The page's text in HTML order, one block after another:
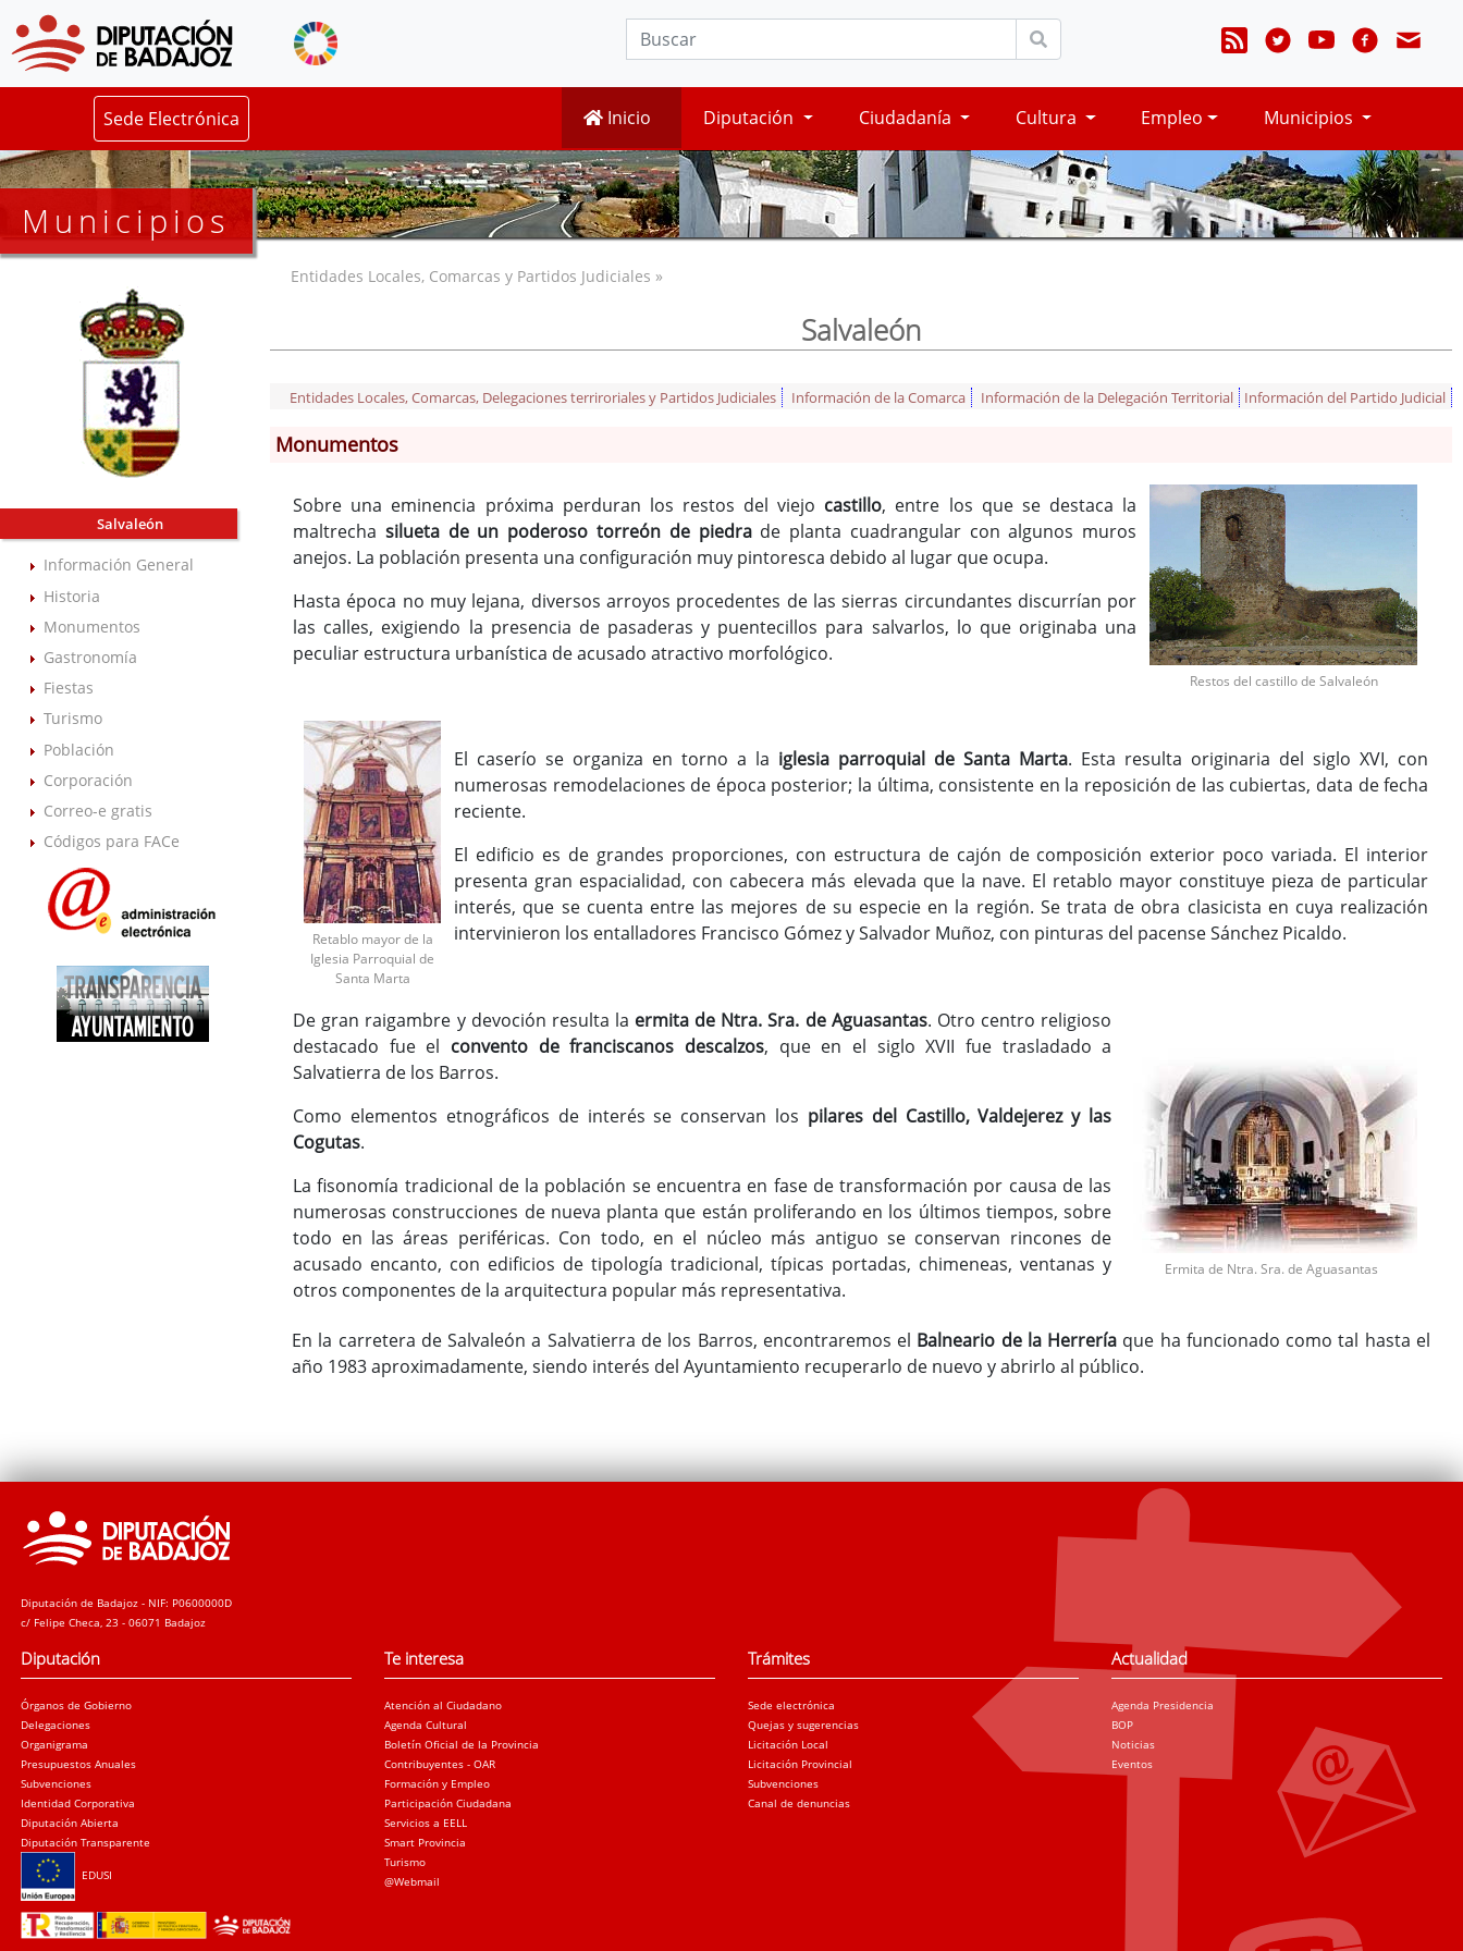
Sede Electrónica Inicio Diputación Ciudadanía Cultura Empleo Municipios
Municipios
Salvaleón
Información General
Historia
Monumentos
Gastronomía
Fiestas
Turismo
Población
Corporación
Correo-e gratis
Códigos para FACe
Entidades Locales, Comarcas y Partidos Judiciales »
Salvaleón
Entidades Locales, Comarcas, Delegaciones terriroriales y Partidos Judiciales Información de la Comarca Información de la Delegación Territorial Información del Partido Judicial
Monumentos
Sobre una eminencia próxima perduran los restos del viejo castillo, entre los que se destaca la
maltrecha silueta de un poderoso torreón de piedrade planta cuadrangular con algunos muros
anejos. La población presenta una configuración muy pintoresca debido al lugar que ocupa.
Hasta época no muy lejana, diversos arroyos procedentes de las sierras circundantes discurrían por
las calles, exigiendo la presencia de pasaderas y puentecillos para salvarlos, lo que originaba una
peculiar estructura urbanística de acusado atractivo morfológico.
Restos del castillo de Salvaleón
Retablo mayor de la
Iglesia Parroquial de
Santa Marta
El caserío se organiza en torno a la iglesia parroquial de Santa Marta. Esta resulta originaria del siglo XVI, con
numerosas remodelaciones de época posterior; la última, consistente en la reposición de las cubiertas, data de fecha
reciente.
El edificio es de grandes proporciones, con estructura de cajón de composición exterior poco variada. El interior
presenta gran espacialidad, con cabecera más elevada que la nave. El retablo mayor constituye pieza de particular
interés, que se cuenta entre las mejores de su especie en la región. Se trata de obra clasicista en cuya realización
intervinieron los entalladores Francisco Gómez y Salvador Muñoz, con pinturas del pacense Sánchez Picaldo.
De gran raigambre y devoción resulta la ermita de Ntra. Sra. de Aguasantas. Otro centro religioso
destacado fue el convento de franciscanos descalzos, que en el siglo XVII fue trasladado a
Salvatierra de los Barros.
Como elementos etnográficos de interés se conservan los pilares del Castillo, Valdejerez y las
Cogutas.
La fisonomía tradicional de la población se encuentra en fase de transformación por causa de las
numerosas construcciones de nueva planta que están proliferando en los últimos tiempos, sobre
todo en las áreas periféricas. Con todo, en el núcleo más antiguo se conservan rincones de
acusado encanto, con edificios de tipología tradicional, típicas portadas, chimeneas, ventanas y
otros componentes de la arquitectura popular más representativa.
Ermita de Ntra. Sra. de Aguasantas
En la carretera de Salvaleón a Salvatierra de los Barros, encontraremos el Balneario de la Herrería que ha funcionado como tal hasta el
año 1983 aproximadamente, siendo interés del Ayuntamiento recuperarlo de nuevo y abrirlo al público.
Diputación de Badajoz - NIF: P0600000D
c/ Felipe Checa, 23 - 06071 Badajoz
Diputación
Órganos de Gobierno
Delegaciones
Organigrama
Presupuestos Anuales
Subvenciones
Identidad Corporativa
Diputación Abierta
Diputación Transparente
EDUSI
Te interesa
Atención al Ciudadano
Agenda Cultural
Boletín Oficial de la Provincia
Contribuyentes - OAR
Formación y Empleo
Participación Ciudadana
Servicios a EELL
Smart Provincia
Turismo
@Webmail
Trámites
Sede electrónica
Quejas y sugerencias
Licitación Local
Licitación Provincial
Subvenciones
Canal de denuncias
Actualidad
Agenda Presidencia
BOP
Noticias
Eventos